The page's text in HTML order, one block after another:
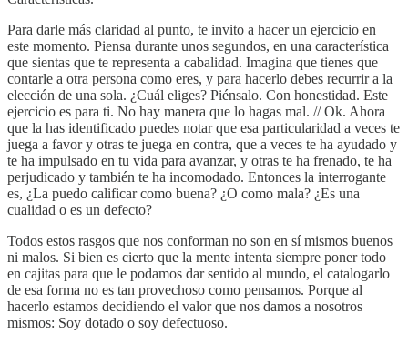
Para darle más claridad al punto, te invito a hacer un ejercicio en
este momento. Piensa durante unos segundos, en una característica
que sientas que te representa a cabalidad. Imagina que tienes que
contarle a otra persona como eres, y para hacerlo debes recurrir a la
elección de una sola. ¿Cuál eliges? Piénsalo. Con honestidad. Este
ejercicio es para ti. No hay manera que lo hagas mal. // Ok. Ahora
que la has identificado puedes notar que esa particularidad a veces te
juega a favor y otras te juega en contra, que a veces te ha ayudado y
te ha impulsado en tu vida para avanzar, y otras te ha frenado, te ha
perjudicado y también te ha incomodado. Entonces la interrogante
es, ¿La puedo calificar como buena? ¿O como mala? ¿Es una
cualidad o es un defecto?
Todos estos rasgos que nos conforman no son en sí mismos buenos
ni malos. Si bien es cierto que la mente intenta siempre poner todo
en cajitas para que le podamos dar sentido al mundo, el catalogarlo
de esa forma no es tan provechoso como pensamos. Porque al
hacerlo estamos decidiendo el valor que nos damos a nosotros
mismos: Soy dotado o soy defectuoso.